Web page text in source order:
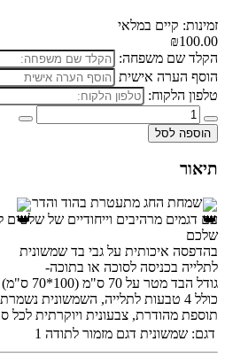
זמינות: קיים במלאי
₪100.00
הקלד שם משפחה:
הוסף הערה אישית
טלפון הלקוח:
הוספה לסל
תיאור
שמחת החג מתעטרת בהוד והדר
עם דגמים מרהיבים וייחודיים של
שלכם
בהדפסה איכותית על גבי בד שמשונית
לתלייה בכניסה לסוכה או בתוכה-
גודל הבד מטר על 70 ס"מ (100*70 ס"מ)
כולל 4
טבעות לתלייה, השמשונית
תוספת מהודרת, צבעונית ויוקרתית לכל
דגם: שמשונית דגם מזמור לתודה 1